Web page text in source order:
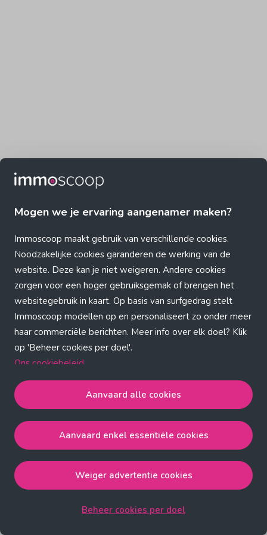
Mogen we je ervaring aangenamer maken?
Immoscoop maakt gebruik van verschillende cookies.
Noodzakelijke cookies garanderen de werking van de
website. Deze kan je niet weigeren. Andere cookies
zorgen voor een hoger gebruiksgemak of brengen het
websitegebruik in kaart. Op basis van surfgedrag stelt
Immoscoop modellen op en personaliseert zo onder meer
haar commerciële berichten. Meer info over elk doel? Klik
op 'Beheer cookies per doel'.
Ons cookiebeleid
Aanvaard alle cookiesgaat akkoord met de strict
noodzakelijke, analytische, functionele en advertentie
cookies.
de strict noodzakelijke cookies.
Weiger advertentie cookiesgaat akkoord met de strict
Aanvaard alle cookies
Aanvaard enkel essentiële cookies
Weiger advertentie cookies
Beheer cookies per doel
Application error: a client-side exception has occurred (see the
browser console for more information)